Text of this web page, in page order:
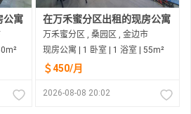
公寓 在万禾蜜分区出租的现房公寓
万禾蜜分区 , 桑园区 , 金边市
现房公寓 | 1 卧室 | 1 浴室 | 55m²
＄450/月
2026-08-08 20:02